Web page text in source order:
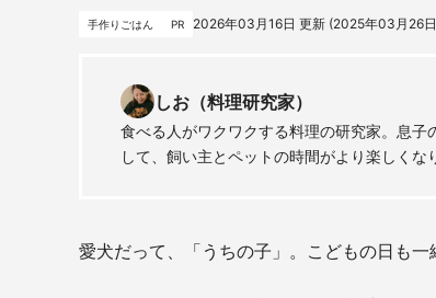
手作りごはん PR 2026年03月16日 更新 (2025年03月26日
しお（料理研究家）
食べる人がワクワクする料理の研究家。息
して、飼い主とペットの時間がより楽しくな
愛犬だって、「うちの子」。こどもの日も一